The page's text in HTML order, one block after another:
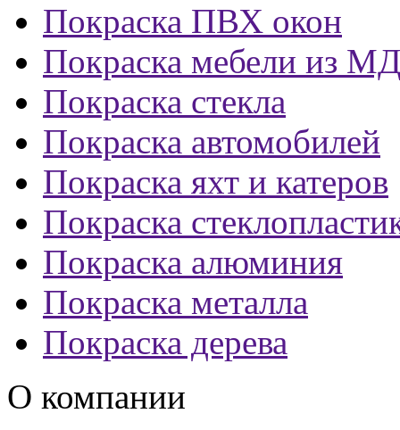
Покраска ПВХ окон
Покраска мебели из
Покраска стекла
Покраска автомобилей
Покраска яхт и катеров
Покраска
Покраска алюминия
Покраска металла
Покраска дерева
О компании